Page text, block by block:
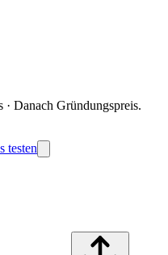
· Danach Gründungspreis.
testen